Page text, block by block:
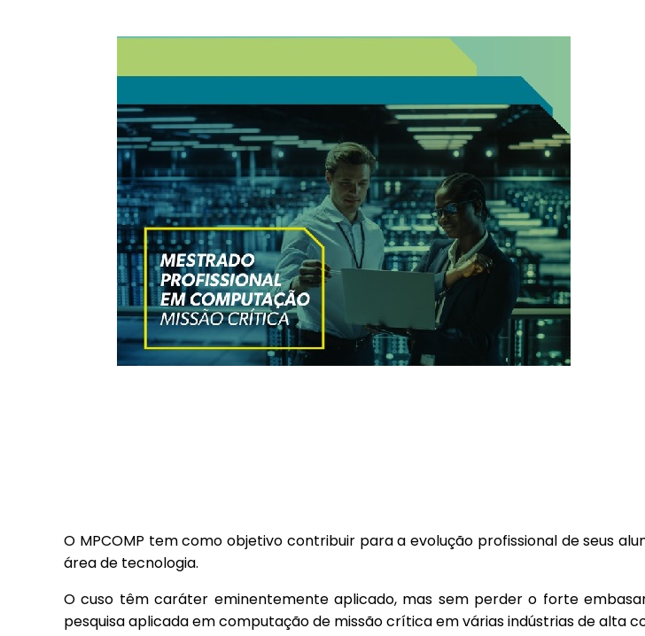
O MPCOMP tem como objetivo contribuir para a evolução profissional de seus
área de tecnologia.
O cuso têm caráter eminentemente aplicado, mas sem perder o forte
pesquisa aplicada em computação de missão crítica em várias indústrias de alta